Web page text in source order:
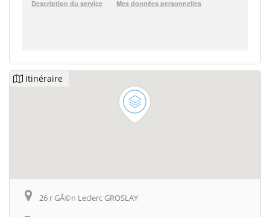
Itinéraire
26 r GÃ©n Leclerc GROSLAY